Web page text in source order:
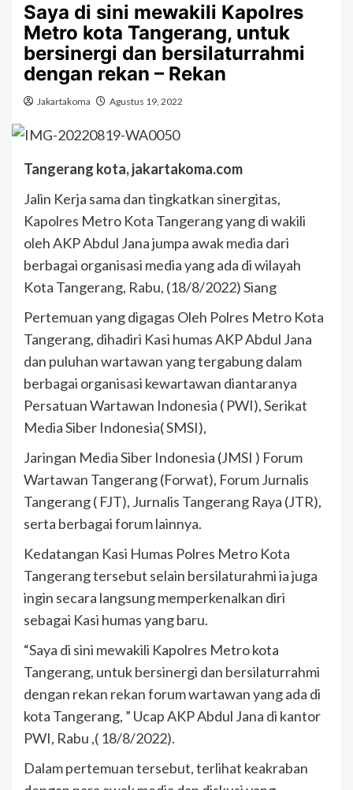
Saya di sini mewakili Kapolres
Metro kota Tangerang, untuk
bersinergi dan bersilaturrahmi
dengan rekan – Rekan
Jakartakoma Agustus 19, 2022
Tangerang kota, jakartakoma.com
Jalin Kerja sama dan tingkatkan sinergitas,
Kapolres Metro Kota Tangerang yang di wakili
oleh AKP Abdul Jana jumpa awak media dari
berbagai organisasi media yang ada di wilayah
Kota Tangerang, Rabu, (18/8/2022) Siang
Pertemuan yang digagas Oleh Polres Metro Kota
Tangerang, dihadiri Kasi humas AKP Abdul Jana
dan puluhan wartawan yang tergabung dalam
berbagai organisasi kewartawan diantaranya
Persatuan Wartawan Indonesia ( PWI), Serikat
Media Siber Indonesia( SMSI),
Jaringan Media Siber Indonesia (JMSI ) Forum
Wartawan Tangerang (Forwat), Forum Jurnalis
Tangerang ( FJT), Jurnalis Tangerang Raya (JTR),
serta berbagai forum lainnya.
Kedatangan Kasi Humas Polres Metro Kota
Tangerang tersebut selain bersilaturahmi ia juga
ingin secara langsung memperkenalkan diri
sebagai Kasi humas yang baru.
“Saya di sini mewakili Kapolres Metro kota
Tangerang, untuk bersinergi dan bersilaturrahmi
dengan rekan rekan forum wartawan yang ada di
kota Tangerang, ” Ucap AKP Abdul Jana di kantor
PWI, Rabu ,( 18/8/2022).
Dalam pertemuan tersebut, terlihat keakraban